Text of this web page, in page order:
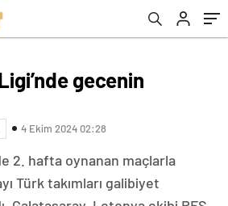
gecenin
4 Ekim 2024 02:28
2. hafta oynanan maçlarla
Türk takımları galibiyet